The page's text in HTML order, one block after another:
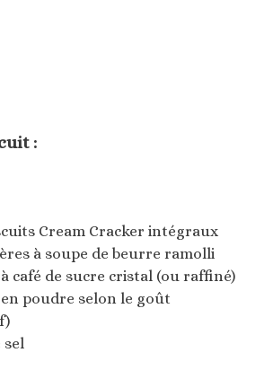
:
Cream Cracker intégraux
à soupe de beurre ramolli
café de sucre cristal (ou raffiné)
poudre selon le goût
sel